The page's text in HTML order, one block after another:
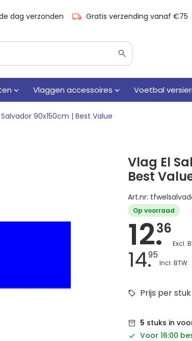
dag verzonden Gratis verzending vanaf €75
Vlaggen accessoires Voetbal
Salvador 90x150cm | Best Value
Vlag El
Best
Art.nr:
Op voorraad
12.36
14.95
Prijs per
5 stuks in
Voor 16:00